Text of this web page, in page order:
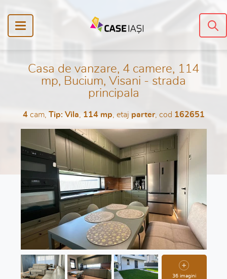
Casa de vanzare, 4 camere, 114
mp, Bucium, Visani - strada
principala
4cam, Tip: Vila 114 mp , etaj parter, cod 162651
36 imagini